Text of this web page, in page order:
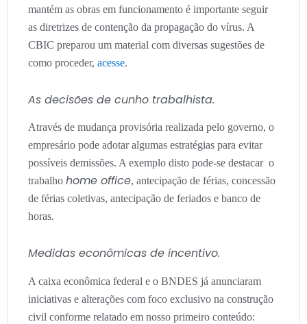
mantém as obras em funcionamento é importante seguir
as diretrizes de contenção da propagação do vírus. A
CBIC preparou um material com diversas sugestões de
como proceder, acesse.
As decisões de cunho trabalhista.
Através de mudança provisória realizada pelo governo, o
empresário pode adotar algumas estratégias para evitar
possíveis demissões. A exemplo disto pode-se destacar o
trabalho home office, antecipação de férias, concessão
de férias coletivas, antecipação de feriados e banco de
horas.
Medidas econômicas de incentivo.
A caixa econômica federal e o BNDES já anunciaram
iniciativas e alterações com foco exclusivo na construção
civil conforme relatado em nosso primeiro conteúdo: